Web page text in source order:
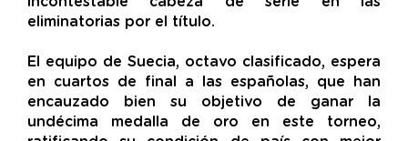
eliminatorias por el título.
El equipo de Suecia, octavo clasificado, espera
en cuartos de final a las españolas, que han
encauzado bien su objetivo de ganar la
undécima medalla de oro en este torneo,